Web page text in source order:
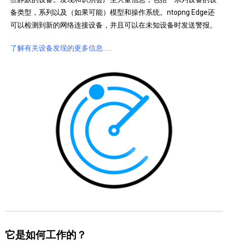
备类型，系列以及（如果可能）模型和操作系统。ntopng Edge还
可以检测到新的网络连接设备，并且可以在未知设备时发送警报。
了解有关设备发现的更多信息……
它是如何工作的？